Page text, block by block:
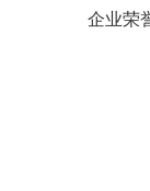
企业荣